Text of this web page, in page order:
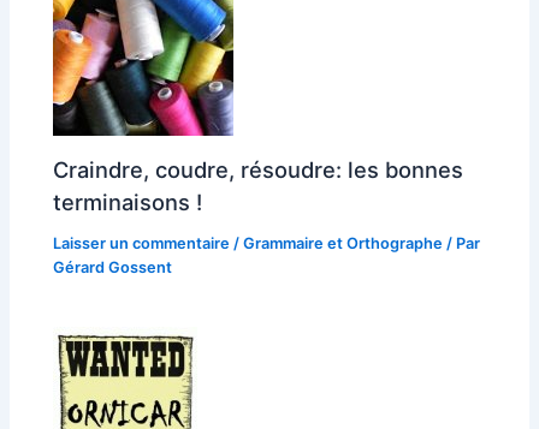
Craindre, coudre, résoudre: les bonnes
terminaisons !
Laisser un commentaire /Grammaire et Orthographe / Par
Gérard Gossent